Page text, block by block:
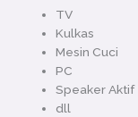
TV
Kulkas
Mesin Cuci
PC
Speaker Aktif
dll